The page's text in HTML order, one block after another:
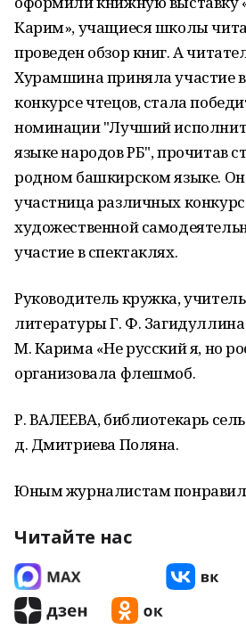
Карим», учащиеся школы
проведен обзор книг. А
Хурамшина приняла участие
конкурсе чтецов, стала
номинации "Лучший
языке народов РБ", прочитав
родном башкирском языке.
участница различных
художественной
участие в спектаклях.
Руководитель кружка,
литературы Г. Ф.
М. Карима «Не русский я, но
организовала флешмоб.
Р. ВАЛЕЕВА, библиотекарь
д. Дмитриева Поляна.
Юным журналистам
Читайте нас